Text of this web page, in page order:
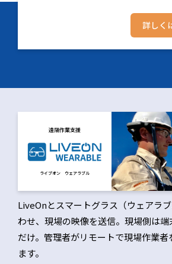
詳しく
遠隔作業支援
ライブオン ウェアラブル
LiveOnとスマートグラス（ウェアラ
わせ、現場の映像を送信。現場側は端
だけ。管理者がリモートで現場作業者
ます。